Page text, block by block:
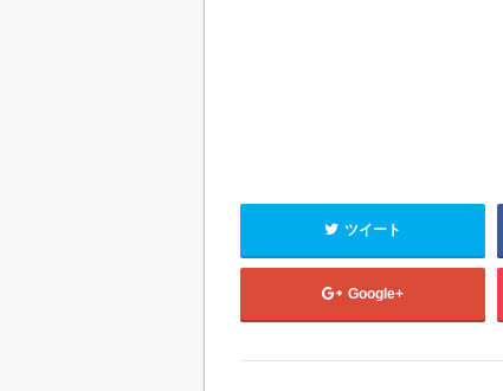
ツイート
Google+